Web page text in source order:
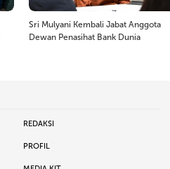
Sri Mulyani Kembali Jabat Anggota
Dewan Penasihat Bank Dunia
REDAKSI
PROFIL